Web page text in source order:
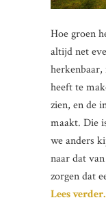
Hoe groen
altijd net
heeft te
zien, en de
maakt. Die
we anders
naar dat
zorgen dat
Lees